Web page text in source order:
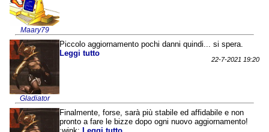
Maary79
Gladiator
Piccolo aggiornamento pochi danni quindi... si spera.
Leggi tutto
22-7-2021 19:20
Finalmente, forse, sarà più stabile ed affidabile e non
pronto a fare le bizze dopo ogni nuovo aggiornamento!